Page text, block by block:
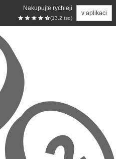
Nakupujte rychleji
(13.2 tsd)
v aplikaci